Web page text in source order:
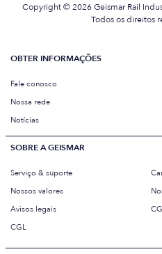
Copyright © 2026 Geismar Rail
Todos os direitos
OBTER INFORMAÇÕES
Fale conosco
Nossa rede
Notícias
SOBRE A GEISMAR
Serviço & suporte
Nossos valores
Avisos legais
CGL